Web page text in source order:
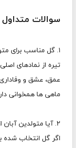
سوالات متداول
۱. گل مناسب برای
تیره از نمادهای
عمق، عشق و
ماهی ها همخوانی
۲. آیا متولدین
اگر گل انتخاب شده